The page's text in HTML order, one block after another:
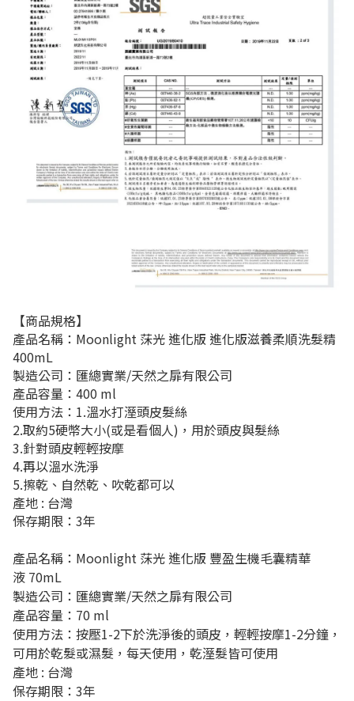
【商品規格】
產品名稱：Moonlight 莯光 進化版 進化版滋養柔順洗髮精
400mL
製造公司：匯總實業/天然之扉有限公司
產品容量：400 ml
使用方法：1.溫水打溼頭皮髮絲
2.取約5硬幣大小(或是看個人)，用於頭皮與髮絲
3.針對頭皮輕輕按摩
4.再以溫水洗淨
5.擦乾、自然乾、吹乾都可以
產地 : 台灣
保存期限：3年
產品名稱： Moonlight 莯光 進化版 豐盈生機毛囊精華
液 70mL
製造公司：匯總實業/天然之扉有限公司
產品容量： 70 ml
使用方法：按壓1-2下於洗淨後的頭皮，輕輕按摩1-2分鐘，
可用於乾髮或濕髮，每天使用，乾溼髮皆可使用
產地 : 台灣
保存期限： 3年